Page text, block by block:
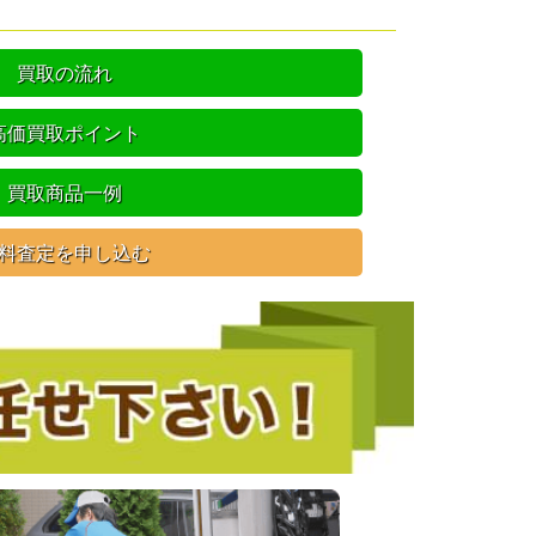
買取の流れ
価買取ポイント
買取商品一例
査定を申し込む